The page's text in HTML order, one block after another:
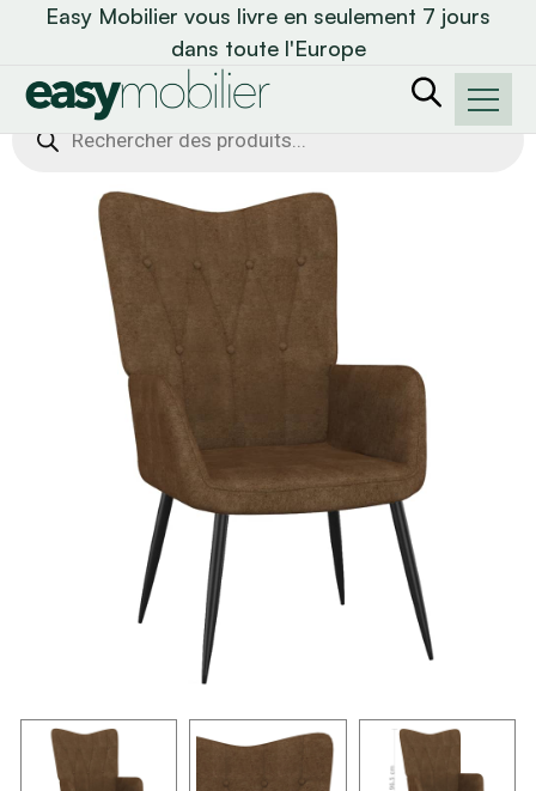
Easy Mobilier vous livre en seulement 7 jours
dans toute l'Europe
Recherche
de